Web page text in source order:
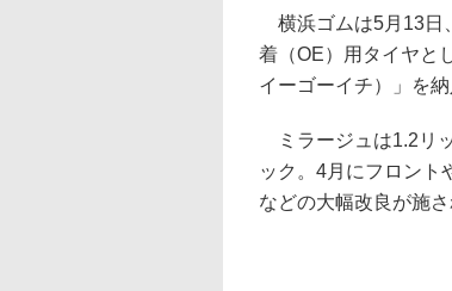
横浜ゴムは5月13日
着（OE）用タイヤと
イーゴーイチ）」を
ミラージュは1.2リ
ック。4月にフロント
などの大幅改良が施さ